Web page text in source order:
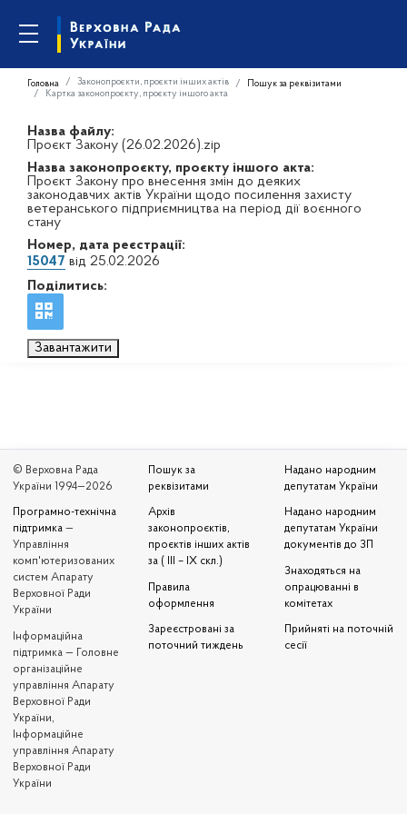
Головна Законопроєкти, проєкти інших актів
Пошук за реквізитами
Картка законопроєкту, проєкту іншого акта
Назва файлу:
Проєкт Закону (26.02.2026).zip
Назва законопроєкту, проєкту іншого акта:
Проєкт Закону про внесення змін до деяких
законодавчих актів України щодо посилення захисту
ветеранського підприємництва на період дії воєнного
стану
Номер, дата реєстрації:
15047 від 25.02.2026
Поділитись:
Завантажити
© Верховна Рада
України 1994—2026
Програмно-технічна
підтримка —
Управління
комп'ютеризованих
систем Апарату
Верховної Ради
України
Iнформаційна
підтримка — Головне
організаційне
управління Апарату
Верховної Ради
України,
Інформаційне
управління Апарату
Верховної Ради
України
Пошук за
реквізитами
Архів
законопроєктів,
проєктів інших актів
за ( III – IX скл.)
Правила
оформлення
Зареєстровані за
поточний тиждень
Надано народним
депутатам України
Надано народним
депутатам України
документів до ЗП
Знаходяться на
опрацюванні в
комітетах
Прийняті на поточній
сесії